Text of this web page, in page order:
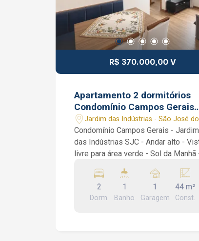
R$ 370.000,00 V
Apartamento 2 dormitórios
Condomínio Campos Gerais
Jardim das Indústrias SJC
Vista Livre Vaga Coberta
Jardim das Indústrias - São José
Campos/SP
Condomínio Campos Gerais - Jardim
das Indústrias SJC - Andar alto - Vista
livre para área verde - Sol da Manhã
Lindo apartamento com vista livre no
Condomínio Campos Gerais, com 44
divididos em 2 dormitórios
2
Dorm.
1
Banho
1
Garagem
44 m²
Const.